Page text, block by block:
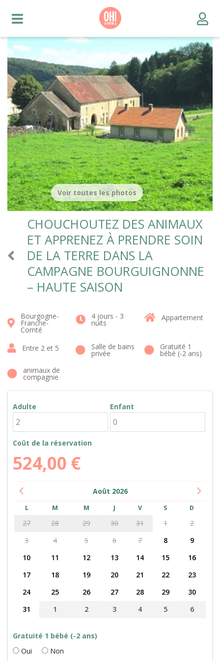
CHOUCHOUTEZ DES ANIMAUX
ET APPRENEZ À PRENDRE SOIN
DE LA TERRE DANS LA
CAMPAGNE BOURGUIGNONNE
– HAUTE SAISON
Voir toutes les photos
Bourgogne-
Franche-
Comté
4 jours - 3
nuits
Appartement
Entre 2 et 5 Salle de bains
privée
Gratuité 1
bébé (-2 ans)
animaux de
compagnie
Adulte Enfant
Coût de la réservation
524,00 €
Août 2026
L M M J V S D
27 28 29 30 31 1
2
3
4 5 6 7 8
9
10
11 12 13 14 15
16
17
18 19 20 21 22
23
24
25 26 27 28 29
30
31
1 2 3 4 5 6
Gratuité 1 bébé (-2 ans)
Oui
Non